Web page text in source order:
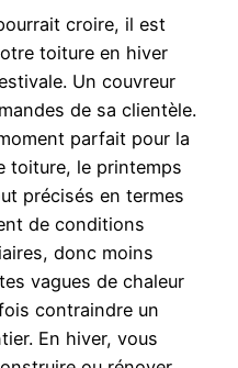
croire, il est
toiture en hiver
Un couvreur
de sa clientèle.
parfait pour la
toiture, le printemps
précisés en termes
de conditions
donc moins
vagues de chaleur
contraindre un
En hiver, vous